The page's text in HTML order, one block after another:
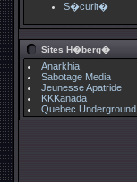
S�curit�
Sites H�berg�
Anarkhia
Sabotage Media
Jeunesse Apatride
KKKanada
Quebec Underground